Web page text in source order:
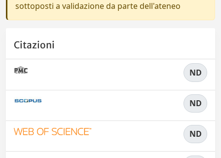
sottoposti a validazione da parte dell'ateneo
Citazioni
ND
ND
ND